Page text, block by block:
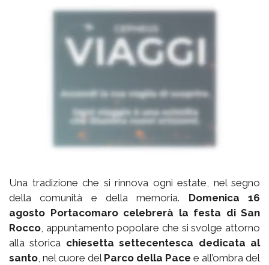
Una tradizione che si rinnova ogni estate, nel segno
della comunità e della memoria. Domenica 16
agosto Portacomaro celebrerà la festa di San
Rocco, appuntamento popolare che si svolge attorno
alla storica chiesetta settecentesca dedicata al
santo, nel cuore del Parco della Pace e all’ombra del